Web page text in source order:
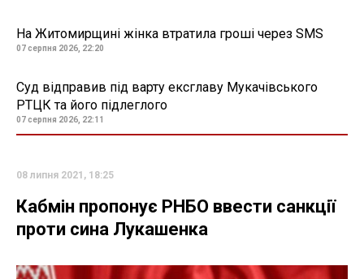
На Житомирщині жінка втратила гроші через SMS
07 серпня 2026, 22:20
Суд відправив під варту ексглаву Мукачівського
РТЦК та його підлеглого
07 серпня 2026, 22:11
08 липня 2021, 18:25
Кабмін пропонує РНБО ввести санкції
проти сина Лукашенка